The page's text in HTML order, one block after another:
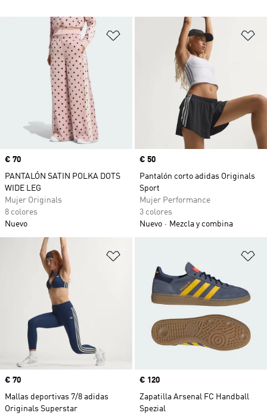
Añadir a la lista de deseos
Precio
€ 70
PANTALÓN SATIN POLKA DOTS
WIDE LEG
Mujer Originals
8 colores
Nuevo
Precio
€ 50
Pantalón corto adidas Originals
Sport
Mujer Performance
3 colores
Nuevo
Mezcla y combina
Precio
€ 70
Mallas deportivas 7/8 adidas
Originals Superstar
Precio
€ 120
Zapatilla Arsenal FC Handball
Spezial